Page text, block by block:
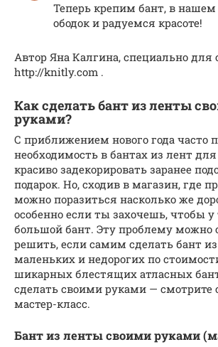
Теперь крепим бант, в
ободок и радуемся красоте!
Автор Яна Калгина, специально для
http://knitly.com .
Как сделать бант из ленты
руками?
С приближением нового года часто
необходимость в бантах из лент
красиво задекорировать заранее
подарок. Но, сходив в магазин, где
можно поразиться насколько же
особенно если ты захочешь, чтобы
большой бант. Эту проблему можно
решить, если самим сделать бант
маленьких и недорогих по
шикарных блестящих атласных
сделать своими руками —
мастер-класс.
Бант из ленты своими руками